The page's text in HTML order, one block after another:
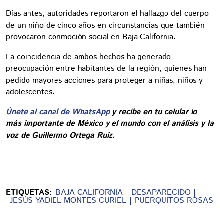
Días antes, autoridades reportaron el hallazgo del cuerpo
de un niño de cinco años en circunstancias que también
provocaron conmoción social en Baja California.
La coincidencia de ambos hechos ha generado
preocupación entre habitantes de la región, quienes han
pedido mayores acciones para proteger a niñas, niños y
adolescentes.
Únete al canal de WhatsAppy recibe en tu celular lo
más importante de México y el mundo con el análisis y la
voz de Guillermo Ortega Ruiz.
ETIQUETAS: BAJA CALIFORNIA DESAPARECIDO
JESÚS YADIEL MONTES CURIEL PUERQUITOS ROSAS